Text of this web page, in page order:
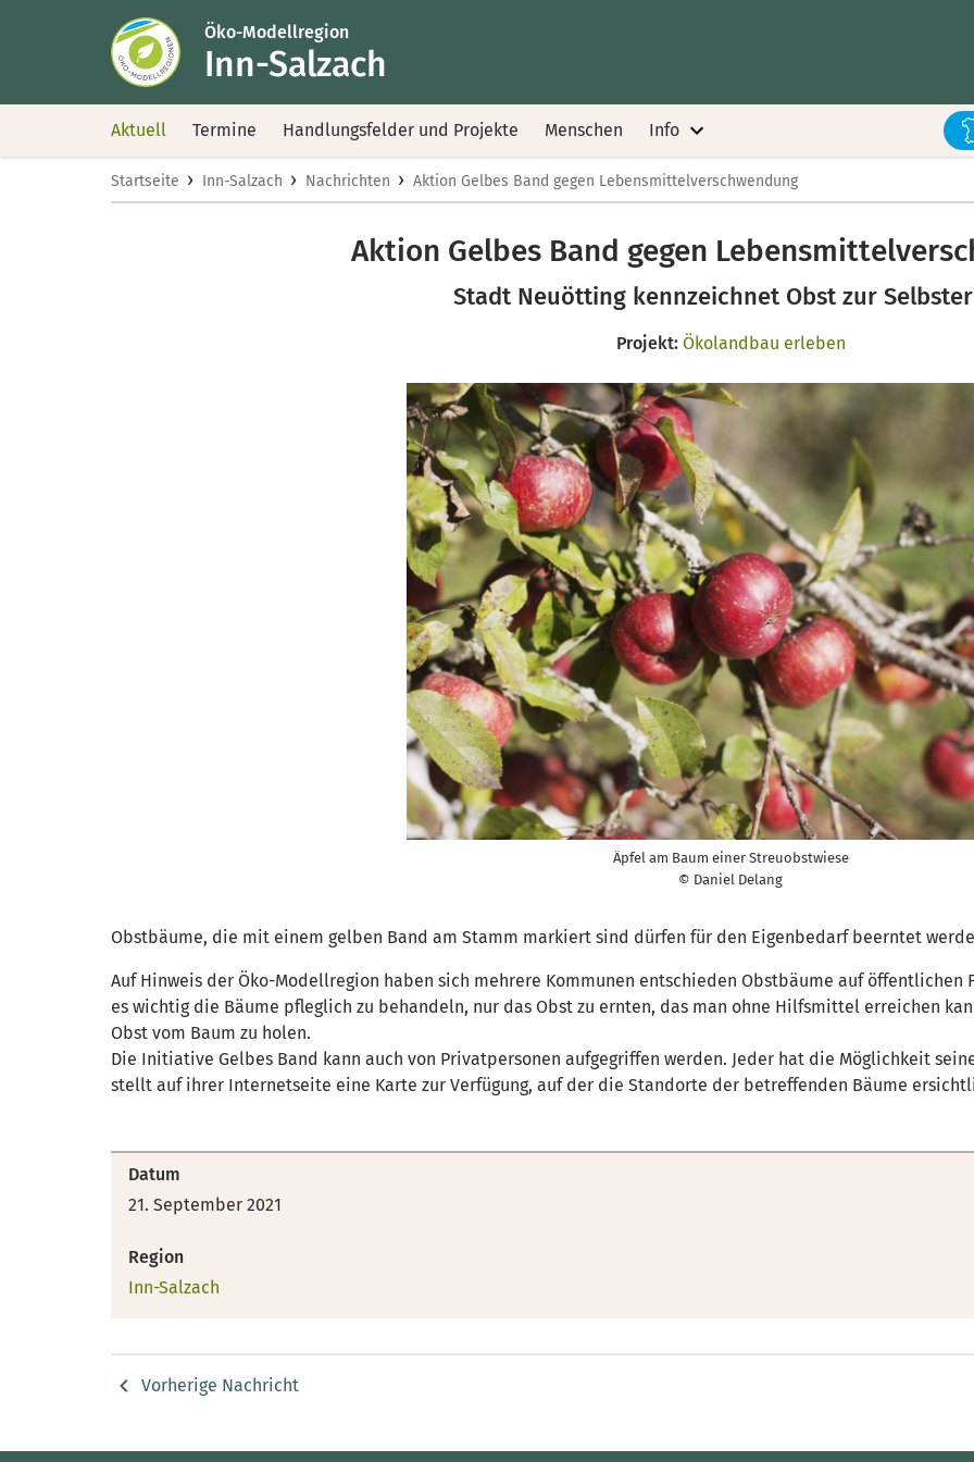
Öko-Modellregion
Inn-Salzach
Aktuell Termine Handlungsfelder und Projekte Menschen Info
Startseite › Inn-Salzach › Nachrichten › Aktion Gelbes Band gegen Lebensmittelverschwendung
Aktion Gelbes Band gegen
Stadt Neuötting kennzeichnet Obst zur
Projekt: Ökolandbau erleben
Äpfel am Baum einer Streuobstwiese
© Daniel Delang
Obstbäume, die mit einem gelben Band am Stamm markiert sind dürfen für den Eigenbedarf beerntet
Auf Hinweis der Öko-Modellregion haben sich mehrere Kommunen entschieden Obstbäume auf
es wichtig die Bäume pfleglich zu behandeln, nur das Obst zu ernten, das man ohne Hilfsmittel erreichen
Obst vom Baum zu holen.
Die Initiative Gelbes Band kann auch von Privatpersonen aufgegriffen werden. Jeder hat die Möglichkeit
stellt auf ihrer Internetseite eine Karte zur Verfügung, auf der die Standorte der betreffenden Bäume
Datum
21. September 2021
Region
Inn-Salzach
Vorherige Nachricht